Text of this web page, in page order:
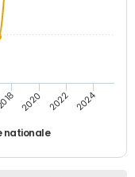
nationale
2020 2022 2024